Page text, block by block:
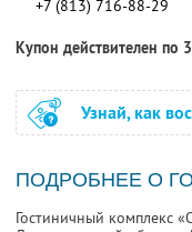
+7 (813) 716-88-29
Купон действителен по
Узнай, как
ПОДРОБНЕЕ О
Гостиничный комплекс